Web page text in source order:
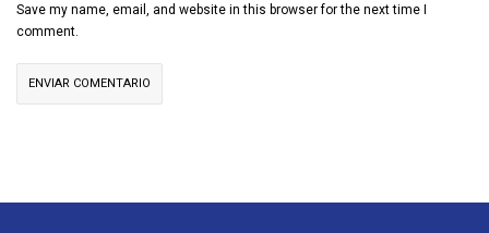
Save my name, email, and website in this browser for the next time I
comment.